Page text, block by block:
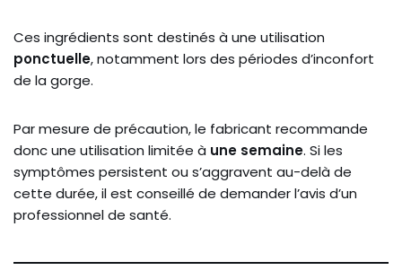
Ces ingrédients sont destinés à une utilisation
ponctuelle, notamment lors des périodes d’inconfort
de la gorge.
Par mesure de précaution, le fabricant recommande
donc une utilisation limitée à une semaine. Si les
symptômes persistent ou s’aggravent au-delà de
cette durée, il est conseillé de demander l’avis d’un
professionnel de santé.